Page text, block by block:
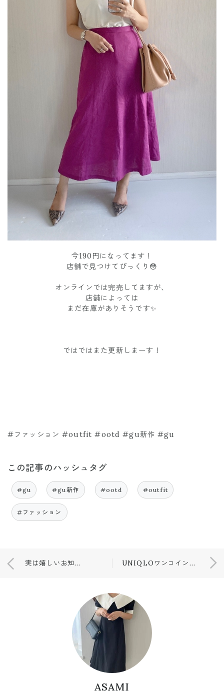
今190円になってます！
店舗で見つけてびっくり😳
オンラインでは完売してますが、
店舗によっては
まだ在庫がありそうです✨
ではではまた更新しまーす！
#ファッション #outfit #ootd #gu新作 #gu
この記事のハッシュタグ
#gu #gu新作 #ootd #outfit
#ファッション
実は嬉しいお知らせがあります🥺 UNIQLOワンコインで買えるなんてラッキーすぎる商品✌️
ASAMI